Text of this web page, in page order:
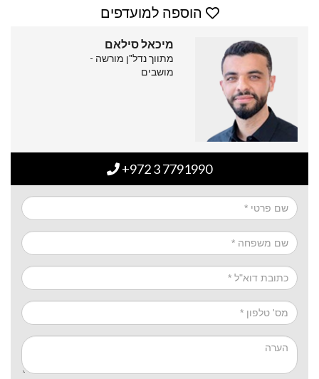
הוספה למועדפים
מיכאל סילאם
מתווך נדל"ן מורשה -
מושבים
+972 3 7791990